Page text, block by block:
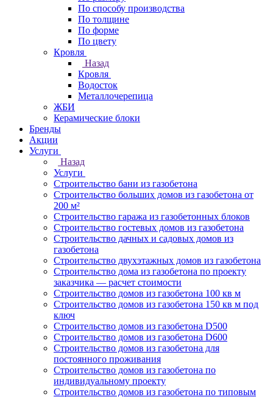
По способу производства
По толщине
По форме
По цвету
Кровля
Назад
Кровля
Водосток
Металлочерепица
ЖБИ
Керамические блоки
Бренды
Акции
Услуги
Назад
Услуги
Строительство бани из газобетона
Строительство больших домов из газобетона от
200 м²
Строительство гаража из газобетонных блоков
Строительство гостевых домов из газобетона
Строительство дачных и садовых домов из
газобетона
Строительство двухэтажных домов из газобетона
Строительство дома из газобетона по проекту
заказчика — расчет стоимости
Строительство домов из газобетона 100 кв м
Строительство домов из газобетона 150 кв м под
ключ
Строительство домов из газобетона D500
Строительство домов из газобетона D600
Строительство домов из газобетона для
постоянного проживания
Строительство домов из газобетона по
индивидуальному проекту
Строительство домов из газобетона по типовым